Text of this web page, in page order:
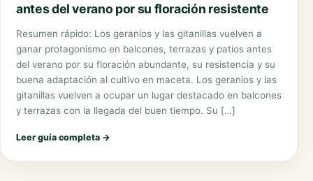
antes del verano por su floración resistente
Resumen rápido: Los geranios y las gitanillas vuelven a
ganar protagonismo en balcones, terrazas y patios antes
del verano por su floración abundante, su resistencia y su
buena adaptación al cultivo en maceta. Los geranios y las
gitanillas vuelven a ocupar un lugar destacado en balcones
y terrazas con la llegada del buen tiempo. Su […]
Leer guía completa →